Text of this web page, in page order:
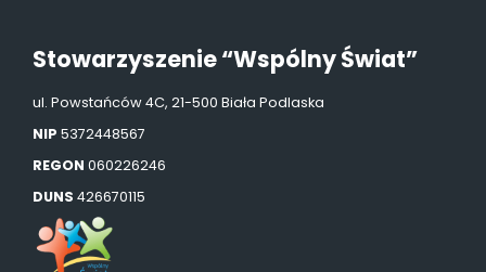
Stowarzyszenie “Wspólny Świat”
ul. Powstańców 4C, 21-500 Biała Podlaska
NIP 5372448567
REGON 060226246
DUNS 426670115